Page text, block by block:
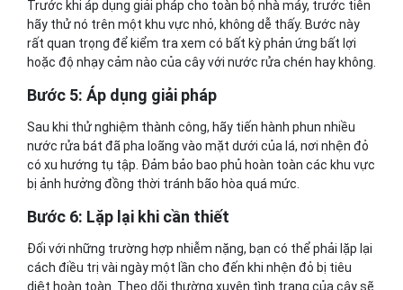
Trước khi áp dụng giải pháp cho toàn bộ nhà máy, trước tiên
hãy thử nó trên một khu vực nhỏ, không dễ thấy. Bước này
rất quan trọng để kiểm tra xem có bất kỳ phản ứng bất lợi
hoặc độ nhạy cảm nào của cây với nước rửa chén hay không.
Bước 5: Áp dụng giải pháp
Sau khi thử nghiệm thành công, hãy tiến hành phun nhiều
nước rửa bát đã pha loãng vào mặt dưới của lá, nơi nhện đỏ
có xu hướng tụ tập. Đảm bảo bao phủ hoàn toàn các khu vực
bị ảnh hưởng đồng thời tránh bão hòa quá mức.
Bước 6: Lặp lại khi cần thiết
Đối với những trường hợp nhiễm nặng, bạn có thể phải lặp lại
cách điều trị vài ngày một lần cho đến khi nhện đỏ bị tiêu
diệt hoàn toàn. Theo dõi thường xuyên tình trạng của cây sẽ